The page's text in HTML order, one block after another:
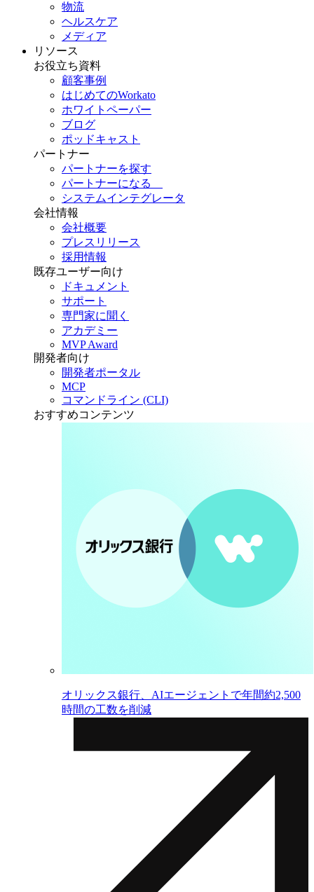
物流
ヘルスケア
メディア
リソース
お役立ち資料
顧客事例
はじめてのWorkato
ホワイトペーパー
ブログ
ポッドキャスト
パートナー
パートナーを探す
パートナーになる
システムインテグレータ
会社情報
会社概要
プレスリリース
採用情報
既存ユーザー向け
ドキュメント
サポート
専門家に聞く
アカデミー
MVP Award
開発者向け
開発者ポータル
MCP
コマンドライン (CLI)
おすすめコンテンツ
オリックス銀行、AIエージェントで年間約2,500
時間の工数を削減